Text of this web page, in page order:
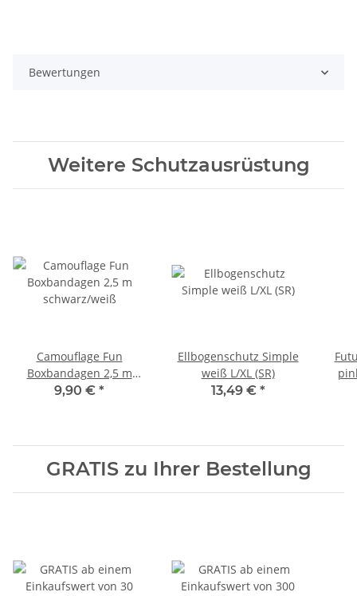
Bewertungen
Weitere Schutzausrüstung
Camouflage Fun
Boxbandagen 2,5 m
schwarz/weiß
9,90 € *
Ellbogenschutz Simple
weiß L/XL (SR)
13,49 € *
GRATIS zu Ihrer Bestellung